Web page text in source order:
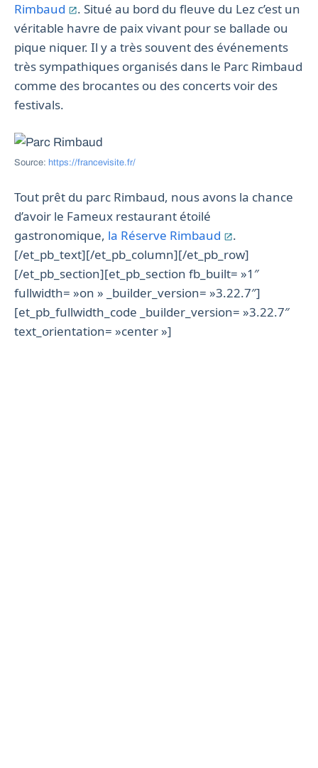
Rimbaud
. Situé au bord du fleuve du Lez c’est un
véritable havre de paix vivant pour se ballade ou
pique niquer. Il y a très souvent des événements
très sympathiques organisés dans le Parc Rimbaud
comme des brocantes ou des concerts voir des
festivals.
Source: https://francevisite.fr/
Tout prêt du parc Rimbaud, nous avons la chance
d’avoir le Fameux restaurant étoilé
gastronomique, la Réserve Rimbaud
.
[/et_pb_text][/et_pb_column][/et_pb_row]
[/et_pb_section][et_pb_section fb_built= »1″
fullwidth= »on » _builder_version= »3.22.7″]
[et_pb_fullwidth_code _builder_version= »3.22.7″
text_orientation= »center »]